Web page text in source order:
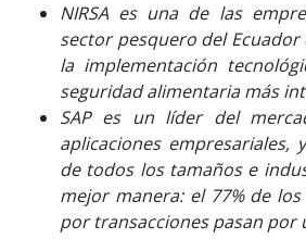
NIRSA es una de las
sector pesquero del
la implementación
seguridad alimentaria más
SAP es un líder del
aplicaciones empresariales,
de todos los tamaños e
mejor manera: el 77% de
por transacciones pasan por